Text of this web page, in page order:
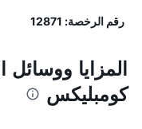
رقم الرخصة: 12871
المزايا ووسائل
كومبليكس